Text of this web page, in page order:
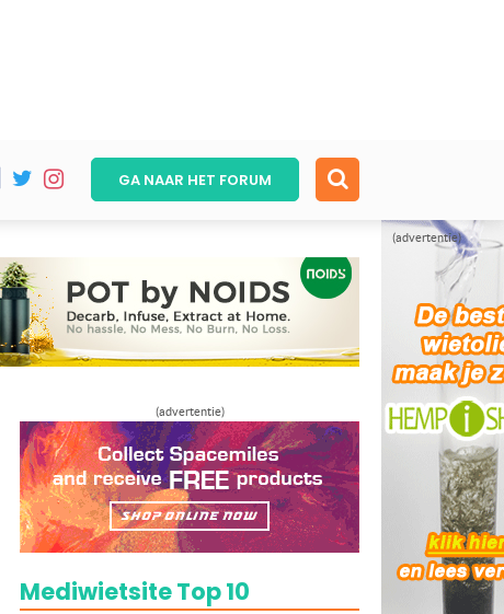
(advertentie)
GA NAAR HET FORUM
(advertentie)
Mediwietsite Top 10